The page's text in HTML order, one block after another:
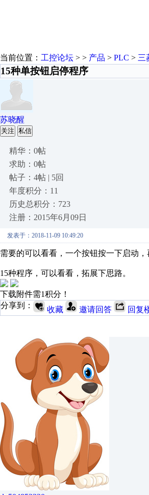
当前位置： 工控论坛 > > 产品 > PLC > 三
15种单按钮启停程序
苏晓醒
关注 私信
精华：0帖
求助：0帖
帖子：4帖 | 5回
年度积分：11
历史总积分：723
注册：2015年6月09日
发表于：2018-11-09 10:49:20
需要的可以看看，一个按钮按一下启动
15种程序，可以看看，拓展下思路。
下载附件需1积分！
分享到：
收藏 邀请回答 回复